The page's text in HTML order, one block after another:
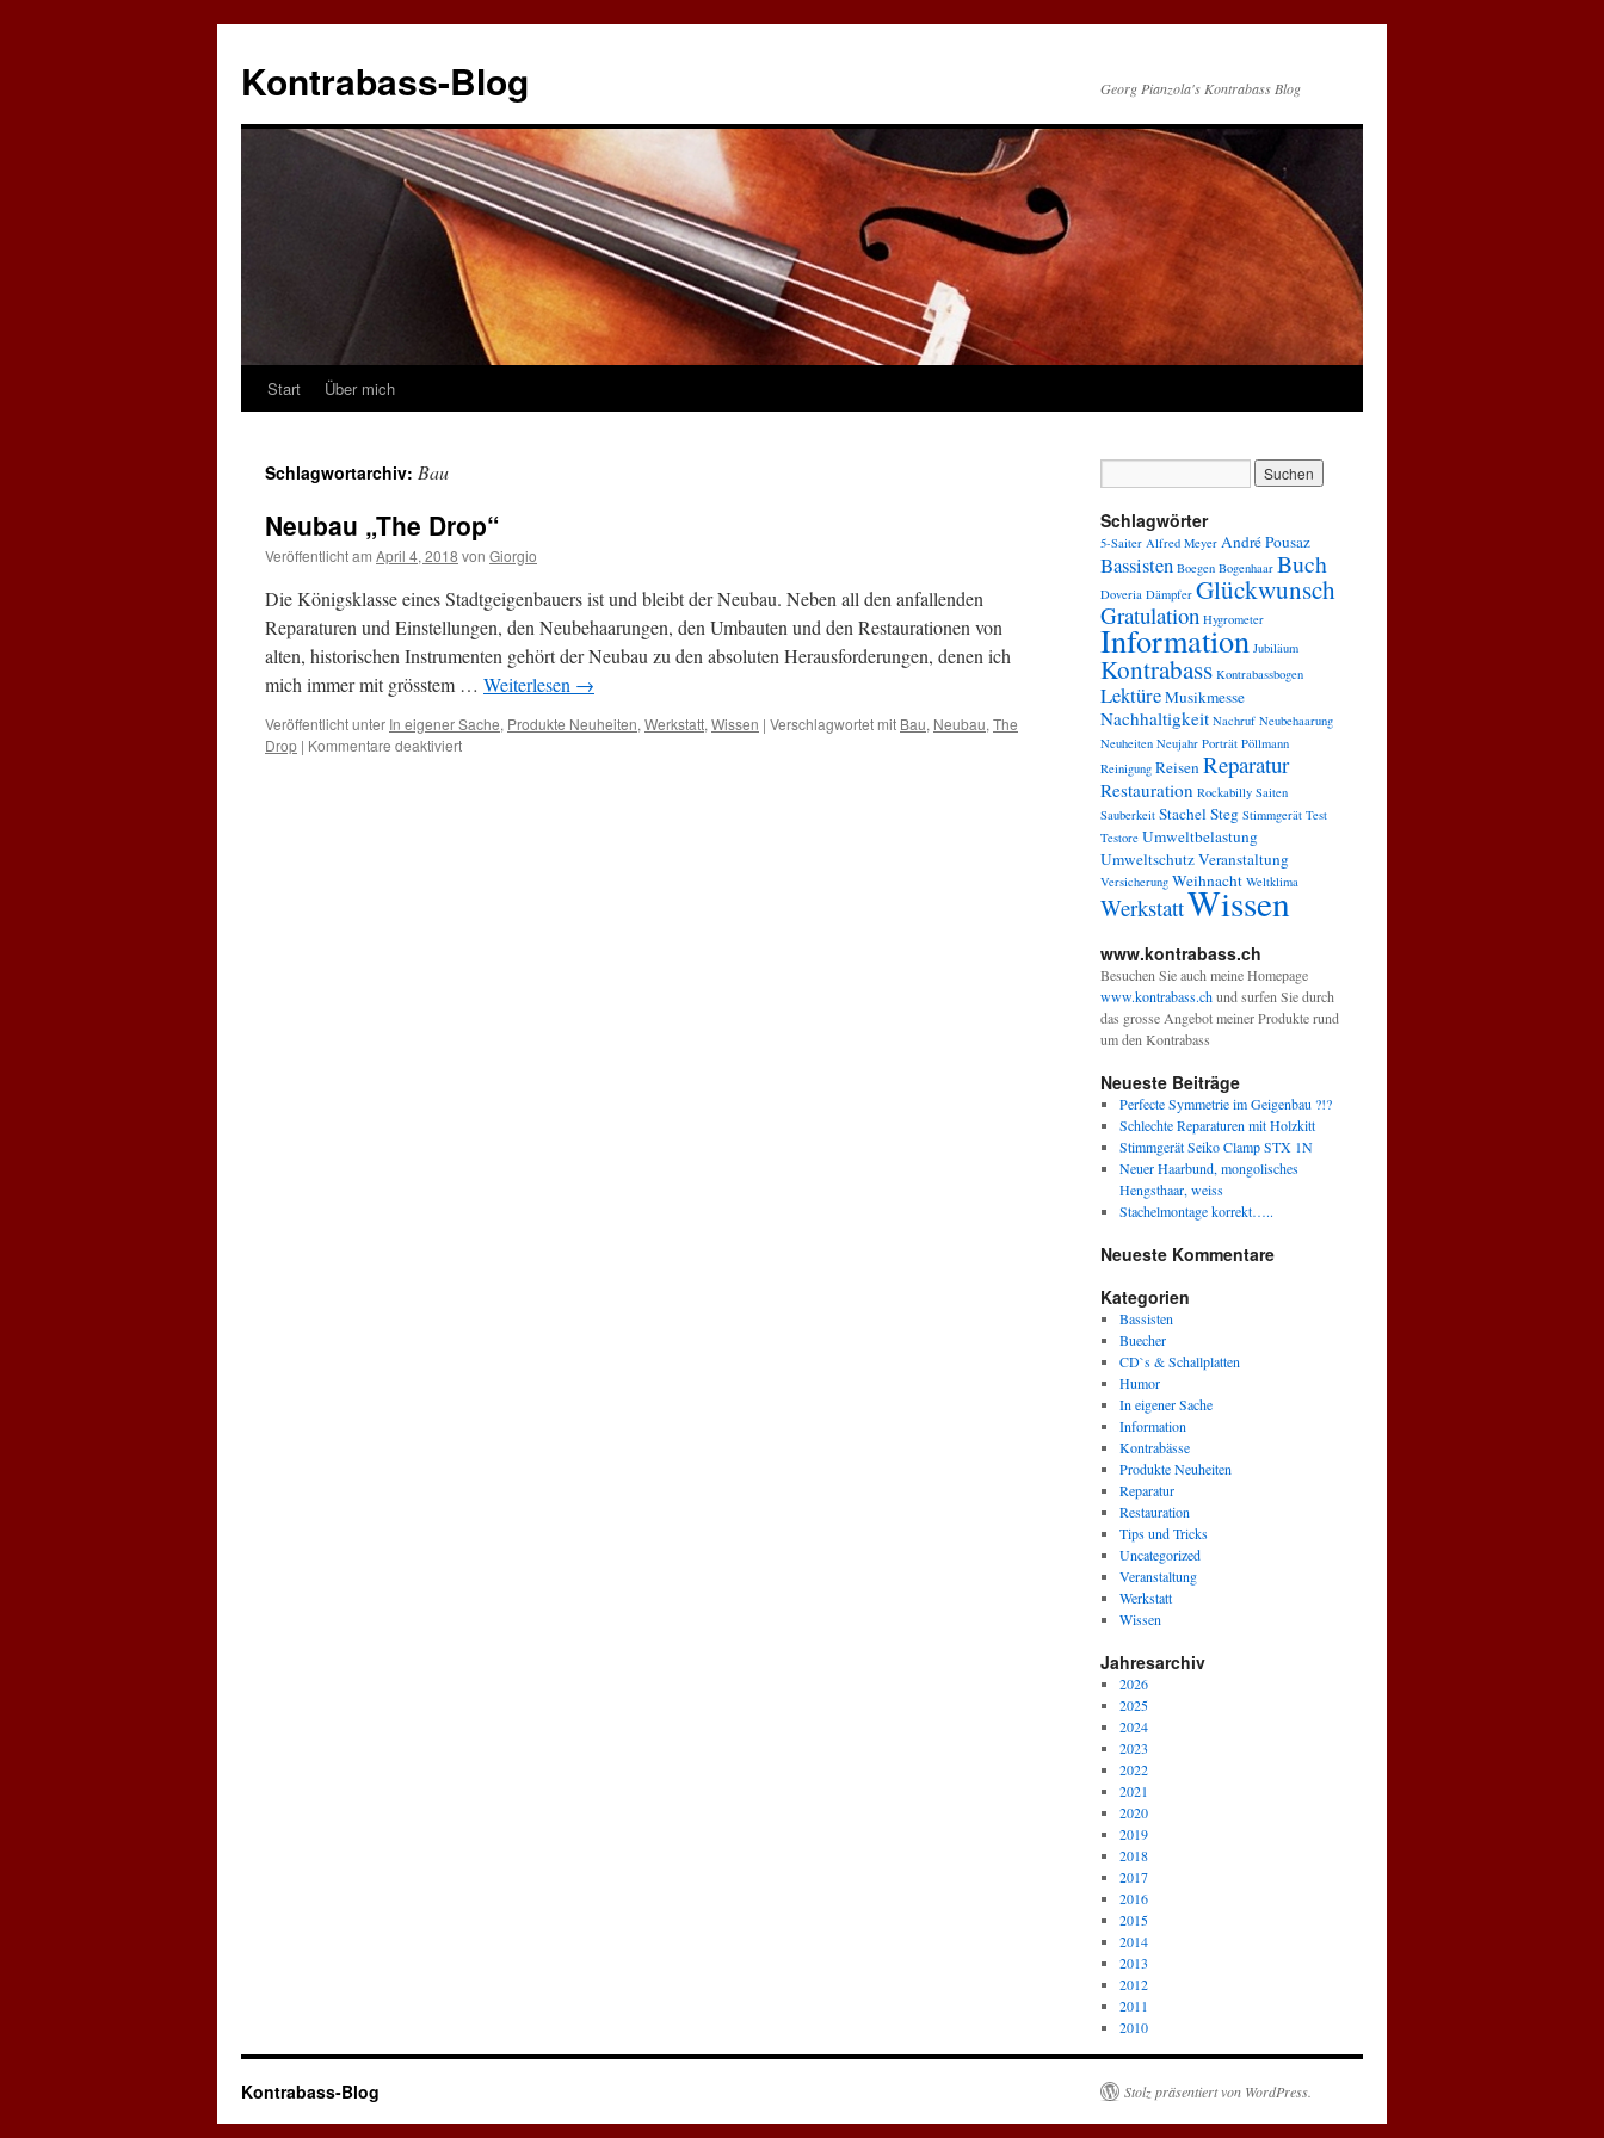
springen
Kontrabass-Blog Georg Pianzola's Kontrabass Blog
Start Über mich
Schlagwortarchiv: Bau
Neubau „The Drop“
Veröffentlicht am April 4, 2018 von Giorgio
Die Königsklasse eines Stadtgeigenbauers ist und bleibt der Neubau. Neben all den anfallenden
Reparaturen und Einstellungen, den Neubehaarungen, den Umbauten und den Restaurationen von
alten, historischen Instrumenten gehört der Neubau zu den absoluten Herausforderungen, denen ich
mich immer mit grösstem … Weiterlesen →
Veröffentlicht unter In eigener Sache, Produkte Neuheiten, Werkstatt, Wissen | Verschlagwortet mit Bau, Neubau, The
Drop | Kommentare deaktiviertfür
Schlagwörter
5-Saiter Alfred Meyer André Pousaz
Bassisten Boegen Bogenhaar Buch
Doveria Dämpfer Glückwunsch
Gratulation Hygrometer
Information Jubiläum
Kontrabass Kontrabassbogen
LektüreMusikmesse
Nachhaltigkeit Nachruf Neubehaarung
Neuheiten Neujahr Porträt Pöllmann
Reinigung ReisenReparatur
Restauration Rockabilly Saiten
Sauberkeit StachelSteg Stimmgerät Test
Testore Umweltbelastung
UmweltschutzVeranstaltung
Versicherung Weihnacht Weltklima
WerkstattWissen
www.kontrabass.ch
Besuchen Sie auch meine Homepage
www.kontrabass.chund surfen Sie durch
das grosse Angebot meiner Produkte rund
um den Kontrabass
Neueste Beiträge
Perfecte Symmetrie im Geigenbau ?!?
Schlechte Reparaturen mit Holzkitt
Stimmgerät Seiko Clamp STX 1N
Neuer Haarbund, mongolisches
Hengsthaar, weiss
Stachelmontage korrekt…..
Neueste Kommentare
Kategorien
Bassisten
Buecher
CD`s & Schallplatten
Humor
In eigener Sache
Information
Kontrabässe
Produkte Neuheiten
Reparatur
Restauration
Tips und Tricks
Uncategorized
Veranstaltung
Werkstatt
Wissen
Jahresarchiv
2026
2025
2024
2023
2022
2021
2020
2019
2018
2017
2016
2015
2014
2013
2012
2011
2010
Kontrabass-Blog Stolz präsentiert von WordPress.